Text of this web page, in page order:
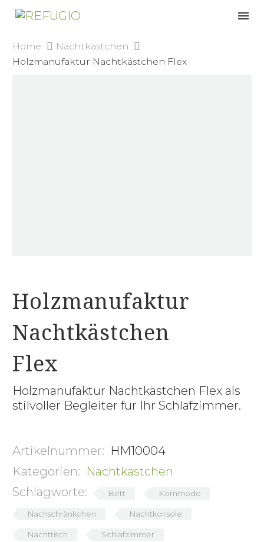
Home
Nachtkästchen
Holzmanufaktur Nachtkästchen Flex
Holzmanufaktur
Nachtkästchen
Flex
Holzmanufaktur Nachtkästchen Flex als
stilvoller Begleiter für Ihr Schlafzimmer.
Artikelnummer: HM10004
Kategorien: Nachtkästchen
Schlagworte:
Bett Kommode
Nachschränkchen Nachtkonsole
Nachttisch Schlafzimmer